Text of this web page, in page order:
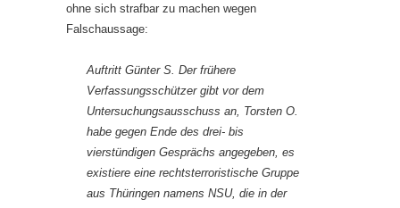
ohne sich strafbar zu machen wegen
Falschaussage:
Auftritt Günter S. Der frühere
Verfassungsschützer gibt vor dem
Untersuchungsausschuss an, Torsten O.
habe gegen Ende des drei- bis
vierstündigen Gesprächs angegeben, es
existiere eine rechtsterroristische Gruppe
aus Thüringen namens NSU, die in der